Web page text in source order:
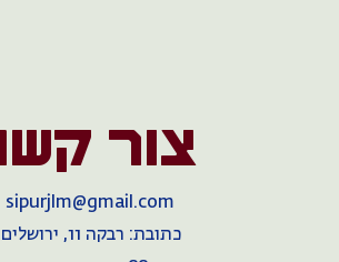
צור
sipurjlm@gmail.com
כתובת: רבקה 11, ירושלים.